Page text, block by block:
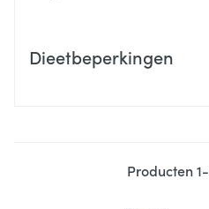
Dieetbeperkingen
Producten1-